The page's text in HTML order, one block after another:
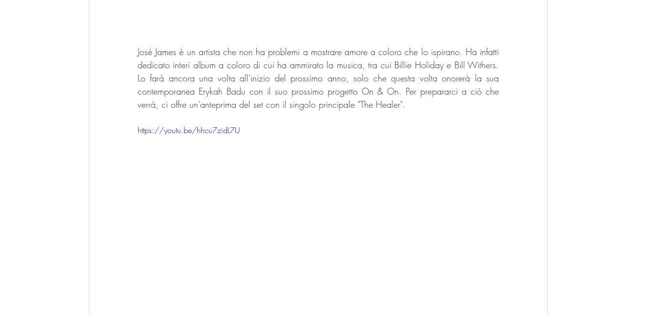
José James è un artista che non ha problemi a mostrare amore a coloro che lo ispirano. Ha infatti
dedicato interi album a coloro di cui ha ammirato la musica, tra cui Billie Holiday e Bill Withers.
Lo farà ancora una volta all'inizio del prossimo anno, solo che questa volta onorerà la sua
contemporanea Erykah Badu con il suo prossimo progetto On & On. Per prepararci a ciò che
verrà, ci offre un'anteprima del set con il singolo principale "The Healer".
https://youtu.be/hhcu7zidL7U